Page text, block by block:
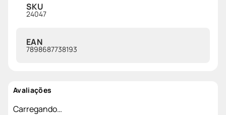
SKU
24047
EAN
7898687738193
Avaliações
Carregando…